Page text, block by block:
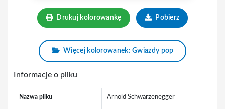
Drukuj kolorowankę Pobierz
Więcej kolorowanek: Gwiazdy pop
Informacje o pliku
Nazwa pliku Arnold Schwarzenegger